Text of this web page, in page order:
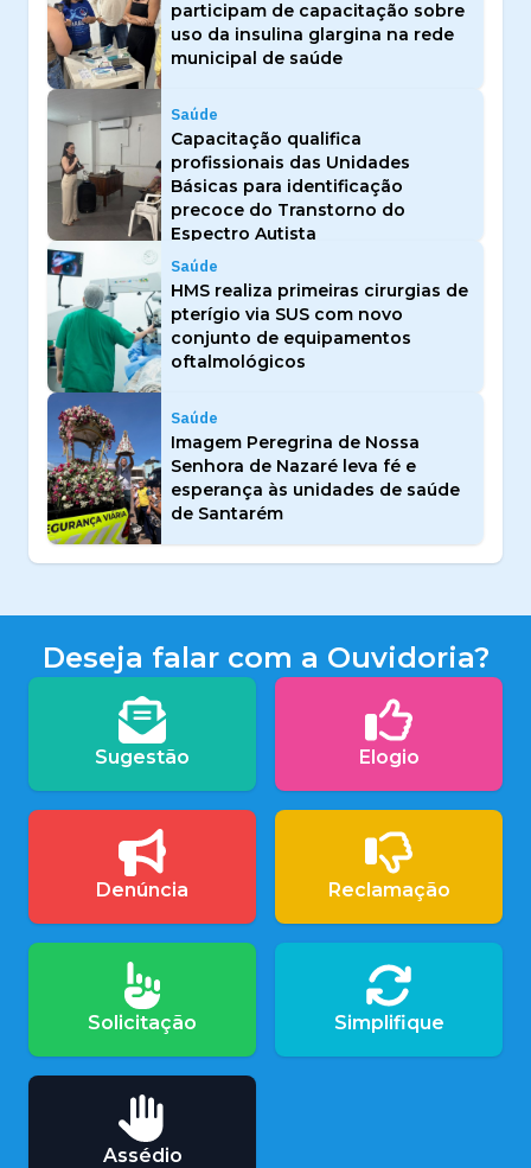
participam de capacitação sobre
uso da insulina glargina na rede
municipal de saúde
Saúde
Capacitação qualifica
profissionais das Unidades
Básicas para identificação
precoce do Transtorno do
Espectro Autista
Saúde
HMS realiza primeiras cirurgias de
pterígio via SUS com novo
conjunto de equipamentos
oftalmológicos
Saúde
Imagem Peregrina de Nossa
Senhora de Nazaré leva fé e
esperança às unidades de saúde
de Santarém
Deseja falar com a Ouvidoria?
Sugestão Elogio
Denúncia Reclamação
Solicitação Simplifique
Assédio